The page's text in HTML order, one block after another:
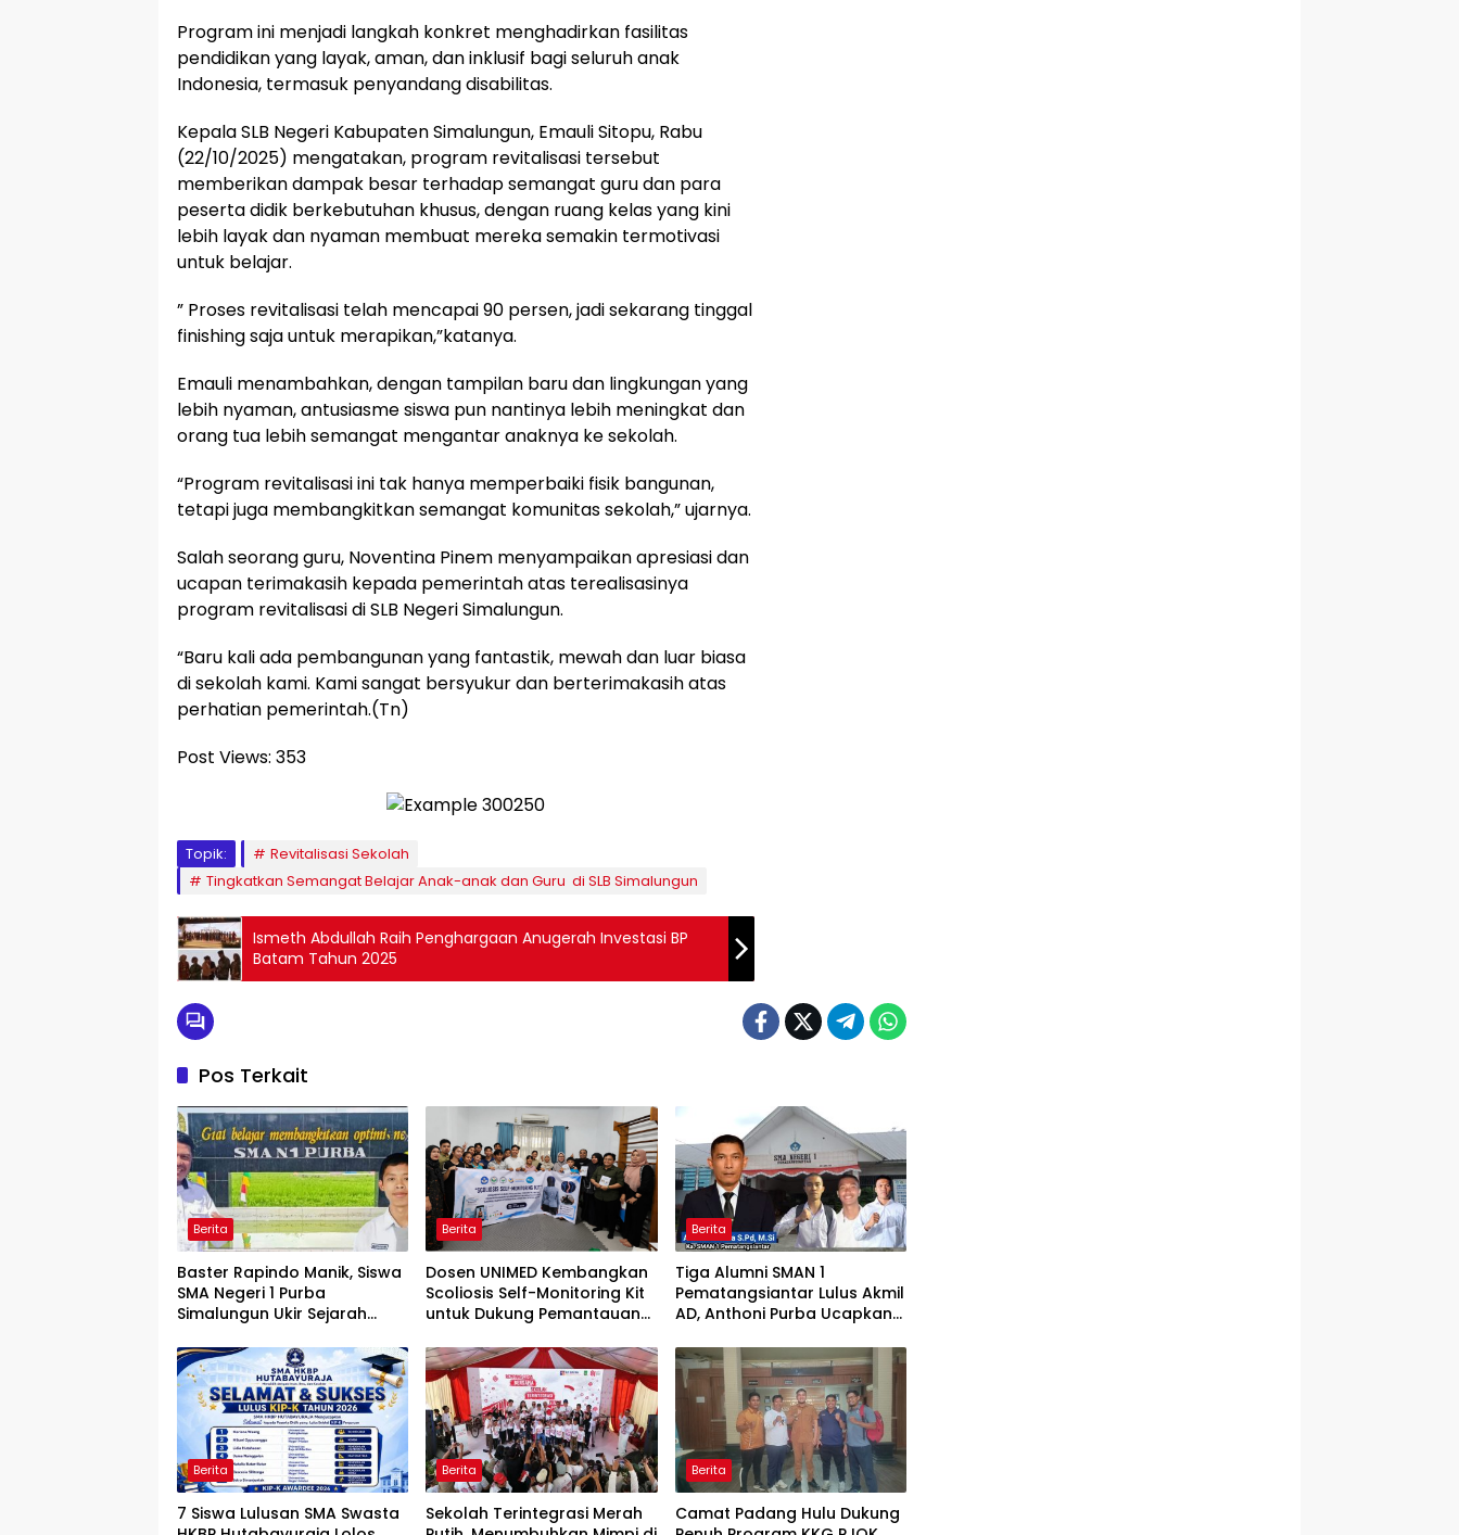
Program ini menjadi langkah konkret menghadirkan fasilitas
pendidikan yang layak, aman, dan inklusif bagi seluruh anak
Indonesia, termasuk penyandang disabilitas.
Kepala SLB Negeri Kabupaten Simalungun, Emauli Sitopu, Rabu
(22/10/2025) mengatakan, program revitalisasi tersebut
memberikan dampak besar terhadap semangat guru dan para
peserta didik berkebutuhan khusus, dengan ruang kelas yang kini
lebih layak dan nyaman membuat mereka semakin termotivasi
untuk belajar.
” Proses revitalisasi telah mencapai 90 persen, jadi sekarang tinggal
finishing saja untuk merapikan,”katanya.
Emauli menambahkan, dengan tampilan baru dan lingkungan yang
lebih nyaman, antusiasme siswa pun nantinya lebih meningkat dan
orang tua lebih semangat mengantar anaknya ke sekolah.
“Program revitalisasi ini tak hanya memperbaiki fisik bangunan,
tetapi juga membangkitkan semangat komunitas sekolah,” ujarnya.
Salah seorang guru, Noventina Pinem menyampaikan apresiasi dan
ucapan terimakasih kepada pemerintah atas terealisasinya
program revitalisasi di SLB Negeri Simalungun.
“Baru kali ada pembangunan yang fantastik, mewah dan luar biasa
di sekolah kami. Kami sangat bersyukur dan berterimakasih atas
perhatian pemerintah.(Tn)
Post Views: 353
Topik:
Revitalisasi Sekolah
Tingkatkan Semangat Belajar Anak-anak dan Guru di SLB Simalungun
Ismeth Abdullah Raih Penghargaan Anugerah Investasi BP
Batam Tahun 2025
Pos Terkait
Berita
Baster Rapindo Manik, Siswa
SMA Negeri 1 Purba
Simalungun Ukir Sejarah
Berita
Dosen UNIMED Kembangkan
Scoliosis Self-Monitoring Kit
untuk Dukung Pemantauan
Berita
Tiga Alumni SMAN 1
Pematangsiantar Lulus Akmil
AD, Anthoni Purba Ucapkan
Berita
7 Siswa Lulusan SMA Swasta
Berita
Sekolah Terintegrasi Merah
Berita
Camat Padang Hulu Dukung